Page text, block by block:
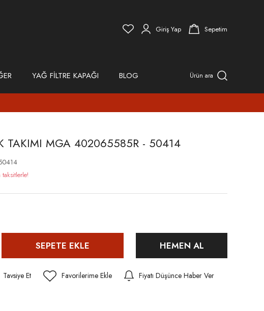
Giriş Yap Sepetim
YAĞ FİLTRE KAPAĞI BLOG Ürün ara
TAKIMI MGA 402065585R - 50414
SEPETE EKLE HEMEN AL
Tavsiye Et Fiyatı Düşünce Haber Ver